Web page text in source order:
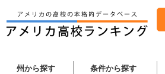
州から探す 条件から探す